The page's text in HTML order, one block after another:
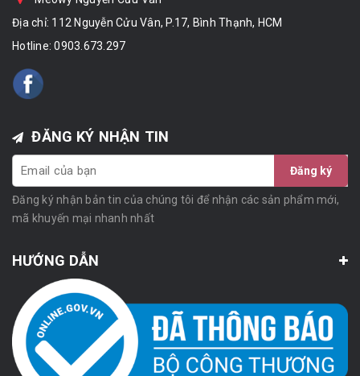
Địa chỉ: 112 Nguyễn Cửu Vân, P.17, Bình Thạnh, HCM
Hotline:0903.673.297
ĐĂNG KÝ NHẬN TIN
Đăng ký
Đăng ký nhận bản tin của chúng tôi để nhận các sản phẩm mới,
mã khuyến mại nhanh nhất
HƯỚNG DẪN